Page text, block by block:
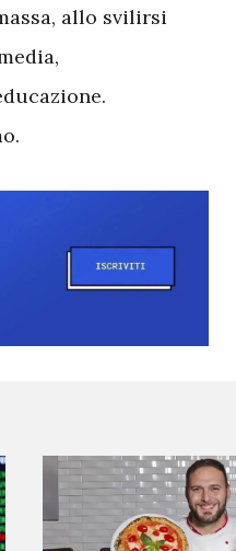
allo svilirsi